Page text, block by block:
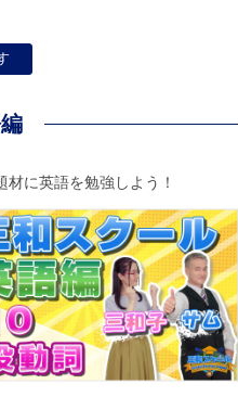
に英語を勉強しよう！